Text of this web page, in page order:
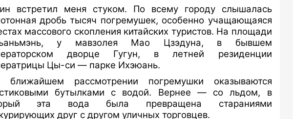
встретил меня стуком. По всему городу слышалась
дробь тысяч погремушек, особенно учащающаяся
массового скопления китайских туристов. На площади
у мавзолея Мао Цзэдуна, в бывшем
дворце Гугун, в летней резиденции
Цы-си — парке Ихэюань.
ближайшем рассмотрении погремушки оказываются
бутылками с водой. Вернее — со льдом, в
эта вода была превращена стараниями
друг с другом уличных торговцев.